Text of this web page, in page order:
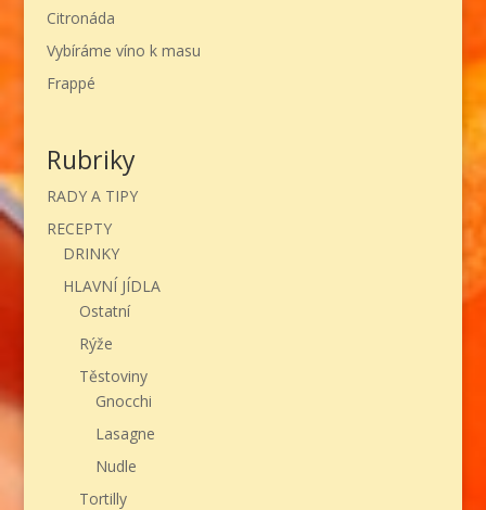
Citronáda
Vybíráme víno k masu
Frappé
Rubriky
RADY A TIPY
RECEPTY
DRINKY
HLAVNÍ JÍDLA
Ostatní
Rýže
Těstoviny
Gnocchi
Lasagne
Nudle
Tortilly